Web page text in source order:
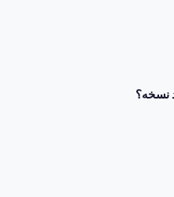
نسخه؟